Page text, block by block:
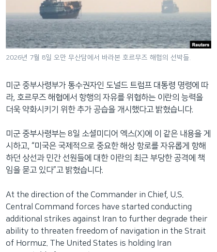
비
이
션
로
이
동
색
로
이
2026년 7월 8일 오만 무산담에서 바라본 호르무즈 해협의 선박들.
미군 중부사령부가 통수권자인 도널드 트럼프 대통령 명령에 따
라, 호르무즈 해협에서 항행의 자유를 위협하는 이란의 능력을
더욱 약화시키기 위한 추가 공습을 개시했다고 밝혔습니다.
미군 중부사령부는 8일 소셜미디어 엑스(X)에 이 같은 내용을 게
시하고, “미국은 국제적으로 중요한 해상 항로를 자유롭게 항해
하던 상선과 민간 선원들에 대한 이란의 최근 부당한 공격에 책
임을 묻고 있다”고 밝혔습니다.
At the direction of the Commander in Chief, U.S.
Central Command forces have started conducting
additional strikes against Iran to further degrade their
ability to threaten freedom of navigation in the Strait
of Hormuz. The United States is holding Iran